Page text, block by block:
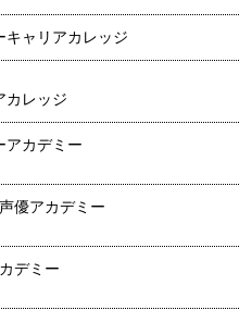
キャリアカレッジ
カレッジ
アカデミー
優アカデミー
デミー